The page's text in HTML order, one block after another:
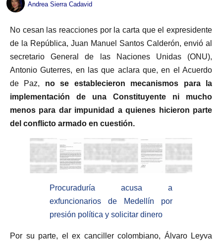
Andrea Sierra Cadavid
No cesan las reacciones por la carta que el expresidente
de la República, Juan Manuel Santos Calderón, envió al
secretario General de las Naciones Unidas (ONU),
Antonio Guterres, en las que aclara que, en el Acuerdo
de Paz, no se establecieron mecanismos para la
implementación de una Constituyente ni mucho
menos para dar impunidad a quienes hicieron parte
del conflicto armado en cuestión.
Procuraduría acusa a
exfuncionarios de Medellín por
presión política y solicitar dinero
Por su parte, el ex canciller colombiano, Álvaro Leyva